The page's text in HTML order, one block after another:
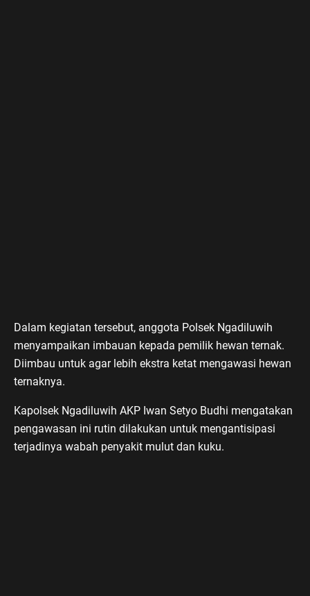
Dalam kegiatan tersebut, anggota Polsek Ngadiluwih
menyampaikan imbauan kepada pemilik hewan ternak.
Diimbau untuk agar lebih ekstra ketat mengawasi hewan
ternaknya.
Kapolsek Ngadiluwih AKP Iwan Setyo Budhi mengatakan
pengawasan ini rutin dilakukan untuk mengantisipasi
terjadinya wabah penyakit mulut dan kuku.